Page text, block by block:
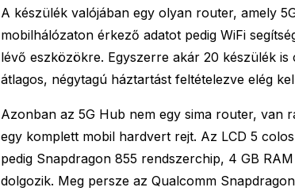
A készülék valójában egy olyan router, amely
mobilhálózaton érkező adatot pedig WiFi
lévő eszközökre. Egyszerre akár 20 készülék
átlagos, négytagú háztartást feltételezve elég
Azonban az 5G Hub nem egy sima router, van
egy komplett mobil hardvert rejt. Az LCD 5
pedig Snapdragon 855 rendszerchip, 4 GB
dolgozik. Meg persze az Qualcomm